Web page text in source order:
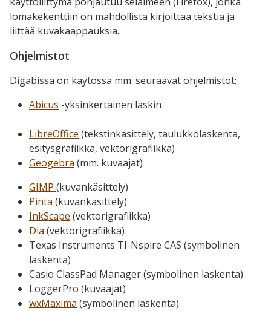
lomakekenttiin on mahdollista kirjoittaa tekstiä ja
liittää kuvakaappauksia.
Ohjelmistot
Digabissa on käytössä mm. seuraavat ohjelmistot:
Abicus -yksinkertainen laskin
LibreOffice (tekstinkäsittely, taulukkolaskenta,
esitysgrafiikka, vektorigrafiikka)
Geogebra (mm. kuvaajat)
GIMP (kuvankäsittely)
Pinta (kuvankäsittely)
InkScape (vektorigrafiikka)
Dia (vektorigrafiikka)
Texas Instruments TI-Nspire CAS (symbolinen
laskenta)
Casio ClassPad Manager (symbolinen laskenta)
LoggerPro (kuvaajat)
wxMaxima (symbolinen laskenta)